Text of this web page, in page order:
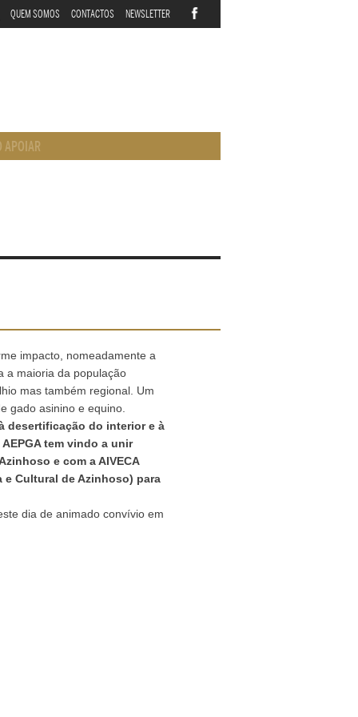
QUEM SOMOS CONTACTOS NEWSLETTER
APOIAR
impacto, nomeadamente a
a maioria da população
mas também regional. Um
gado asinino e equino.
desertificação do interior e à
tem vindo a unir
e com a AIVECA
e Cultural de Azinhoso) para
dia de animado convívio em